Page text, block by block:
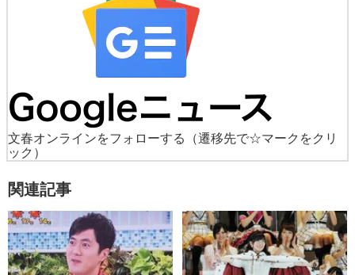
文春オンラインをフォローする
（遷移先で☆マークをクリ
ック）
関連記事